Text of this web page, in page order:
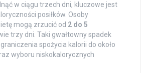
w ciągu trzech dni, kluczowe jest
posiłków. Osoby
mogą zrzucić od 2 do 5
trzy dni. Taki gwałtowny spadek
spożycia kalorii do około
wyboru niskokalorycznych